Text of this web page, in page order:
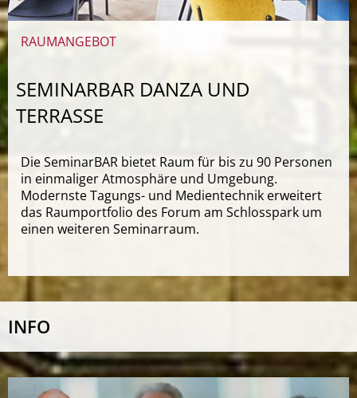
RAUMANGEBOT
SEMINARBAR DANZA UND
TERRASSE
Die SeminarBAR bietet Raum für bis zu 90 Personen
in einmaliger Atmosphäre und Umgebung.
Modernste Tagungs- und Medientechnik erweitert
das Raumportfolio des Forum am Schlosspark um
einen weiteren Seminarraum.
INFO